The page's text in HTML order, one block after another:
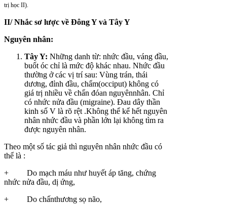
trị học II).
II/ Nhắc sơ lược về Đông Y và Tây Y
Nguyên nhân:
Tây Y: Những danh từ: nhức đầu, váng đầu,
buốt óc chỉ là mức độ khác nhau. Nhức đầu
thường ở các vị trí sau: Vùng trán, thái
dương, đỉnh đầu, chẩm(occiput) không có
giá trị nhiều về chẩn đóan nguyênnhân. Chỉ
có nhức nửa đầu (migraine). Đau dây thần
kinh số V là rõ rệt .Không thể kể hết nguyên
nhân nhức đầu và phần lớn lại không tìm ra
được nguyên nhân.
Theo một số tác giả thì nguyên nhân nhức đầu có
thể là :
+ Do mạch máu như huyết áp tăng, chứng
nhức nửa đầu, dị ứng,
+ Do chấnthương sọ não,